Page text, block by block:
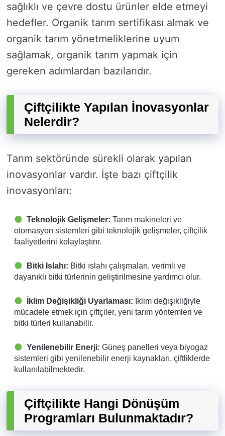
sağlıklı ve çevre dostu ürünler elde etmeyi
hedefler. Organik tarım sertifikası almak ve
organik tarım yönetmeliklerine uyum
sağlamak, organik tarım yapmak için
gereken adımlardan bazılarıdır.
Çiftçilikte Yapılan İnovasyonlar
Nelerdir?
Tarım sektöründe sürekli olarak yapılan
inovasyonlar vardır. İşte bazı çiftçilik
inovasyonları:
Teknolojik Gelişmeler: Tarım makineleri ve
otomasyon sistemleri gibi teknolojik gelişmeler, çiftçilik
faaliyetlerini kolaylaştırır.
Bitki Islahı: Bitki ıslahı çalışmaları, verimli ve
dayanıklı bitki türlerinin geliştirilmesine yardımcı olur.
İklim Değişikliği Uyarlaması: İklim değişikliğiyle
mücadele etmek için çiftçiler, yeni tarım yöntemleri ve
bitki türleri kullanabilir.
Yenilenebilir Enerji: Güneş panelleri veya biyogaz
sistemleri gibi yenilenebilir enerji kaynakları, çiftliklerde
kullanılabilmektedir.
Çiftçilikte Hangi Dönüşüm
Programları Bulunmaktadır?